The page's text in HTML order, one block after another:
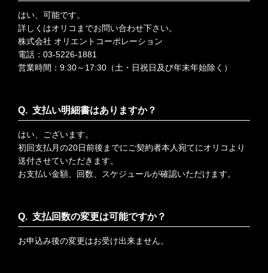
はい、可能です。
詳しくはオリコまでお問い合わせ下さい。
株式会社 オリエントコーポレーション
電話：03-5226-1881
営業時間：9:30～17:30（土・日祝日及び年末年始除く）
支払い明細書はありますか？
はい、ございます。
初回支払月の20日前後までにご契約者本人宛てにオリコより
送付させていただきます。
お支払い金額、回数、スケジュールが確認いただけます。
支払回数の変更は可能ですか？
お申込み後の変更はお受け出来ません。